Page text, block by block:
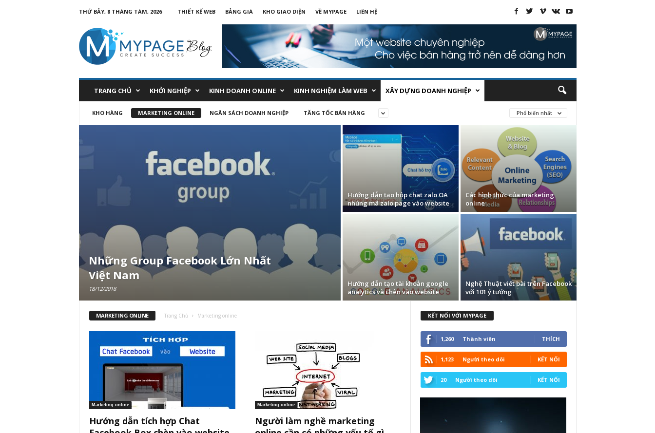
THỨ BẢY, 8 THÁNG TÁM, 2026 THIẾT KẾ WEB BẢNG GIÁ KHO GIAO DIỆN VỀ MYPAGE LIÊN HỆ
TRANG CHỦ KHỞI NGHIỆP KINH DOANH ONLINE KINH NGHIỆM LÀM WEB XÂY DỰNG DOANH NGHIỆP
KHO HÀNG MARKETING ONLINE NGÂN SÁCH DOANH NGHIỆP TĂNG TỐC BÁN HÀNG Phổ biến nhất
Những Group Facebook Lớn Nhất
Việt Nam
18/12/2018
Hướng dẫn tạo hộp chat zalo OA
nhúng mã zalo page vào website
Các hình thức của marketing
online
Hướng dẫn tạo tài khoản google
analytics và chèn vào website
Nghệ Thuật viết bài trên Facebook
với 101 ý tưởng
MARKETING ONLINE Trang Chủ Marketing online
Marketing online
Hướng dẫn tích hợp Chat
Marketing online
Người làm nghề marketing
KẾT NỐI VỚI MYPAGE
1,260 Thành viên THÍCH
1,123 Người theo dõi KẾT NỐI
20 Người theo dõi KẾT NỐI